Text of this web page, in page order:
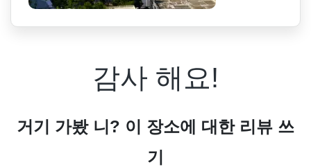
감사 해요!
거기 가봤 니? 이 장소에 대한 리뷰 쓰
기